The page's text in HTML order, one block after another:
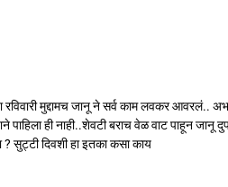
मुद्दामच जानू ने सर्व काम लवकर आवरलं..
ही नाही..शेवटी बराच वेळ वाट पाहून
सुट्टी दिवशी हा इतका कसा काय